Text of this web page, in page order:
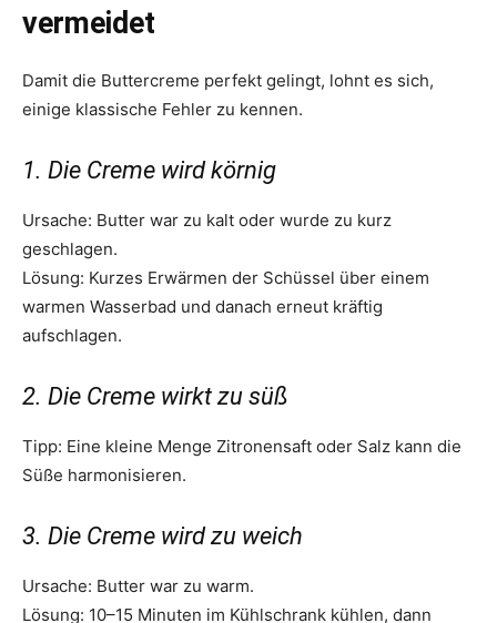
vermeidet
Damit die Buttercreme perfekt gelingt, lohnt es sich,
einige klassische Fehler zu kennen.
1. Die Creme wird körnig
Ursache: Butter war zu kalt oder wurde zu kurz
geschlagen.
Lösung: Kurzes Erwärmen der Schüssel über einem
warmen Wasserbad und danach erneut kräftig
aufschlagen.
2. Die Creme wirkt zu süß
Tipp: Eine kleine Menge Zitronensaft oder Salz kann die
Süße harmonisieren.
3. Die Creme wird zu weich
Ursache: Butter war zu warm.
Lösung: 10–15 Minuten im Kühlschrank kühlen, dann